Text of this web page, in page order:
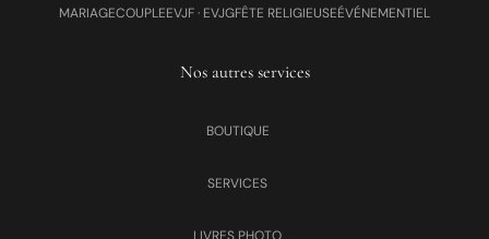
MARIAGECOUPLEEVJF · EVJGFÊTE RELIGIEUSEÉVÉNEMENTIEL
Nos autres services
BOUTIQUE
SERVICES